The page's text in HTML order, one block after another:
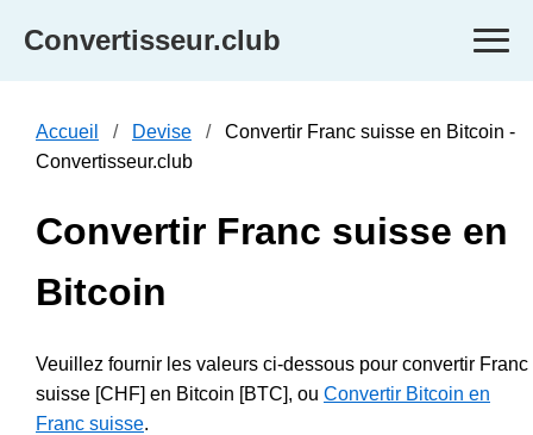
Convertisseur.club
Accueil Devise
Convertir Franc suisse en Bitcoin -
Convertisseur.club
Convertir Franc suisse en
Bitcoin
Veuillez fournir les valeurs ci-dessous pour convertir Franc
suisse [CHF] en Bitcoin [BTC], ou Convertir Bitcoin en
Franc suisse.